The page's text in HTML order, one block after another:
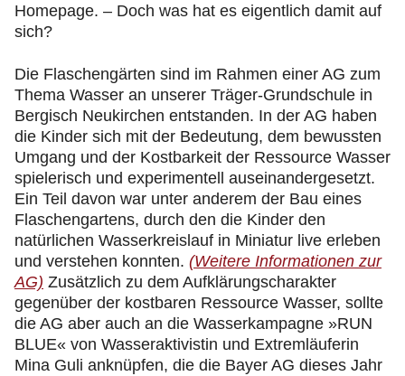
Homepage. – Doch was hat es eigentlich damit auf
sich?
Die Flaschengärten sind im Rahmen einer AG zum
Thema Wasser an unserer Träger-Grundschule in
Bergisch Neukirchen entstanden. In der AG haben
die Kinder sich mit der Bedeutung, dem bewussten
Umgang und der Kostbarkeit der Ressource Wasser
spielerisch und experimentell auseinandergesetzt.
Ein Teil davon war unter anderem der Bau eines
Flaschengartens, durch den die Kinder den
natürlichen Wasserkreislauf in Miniatur live erleben
und verstehen konnten. (Weitere Informationen zur
AG) Zusätzlich zu dem Aufklärungscharakter
gegenüber der kostbaren Ressource Wasser, sollte
die AG aber auch an die Wasserkampagne »RUN
BLUE« von Wasseraktivistin und Extremläuferin
Mina Guli anknüpfen, die die Bayer AG dieses Jahr